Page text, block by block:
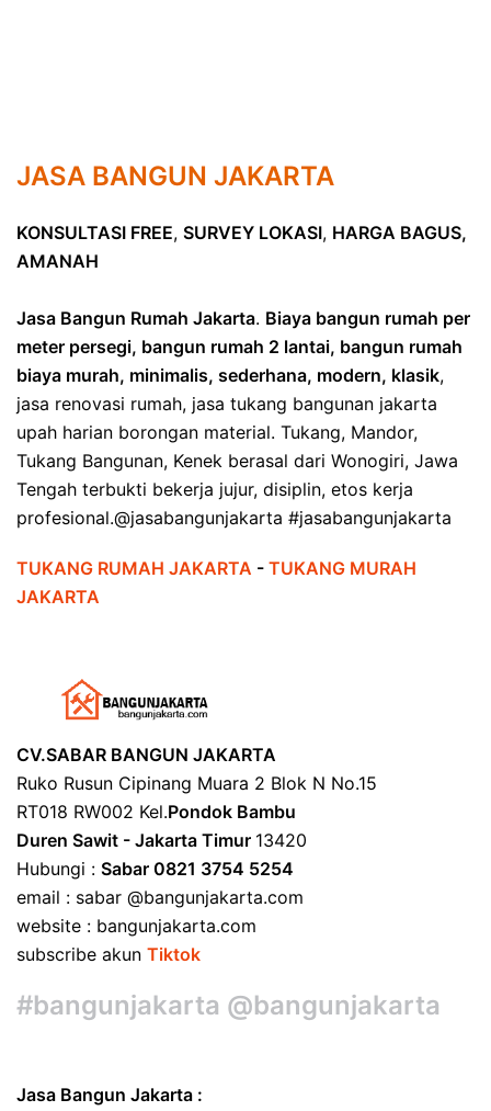
JASA BANGUN JAKARTA
KONSULTASI FREE, SURVEY LOKASI, HARGA BAGUS,
AMANAH
Jasa Bangun Rumah Jakarta. Biaya bangun rumah per
meter persegi, bangun rumah 2 lantai, bangun rumah
biaya murah, minimalis, sederhana, modern, klasik,
jasa renovasi rumah, jasa tukang bangunan jakarta
upah harian borongan material. Tukang, Mandor,
Tukang Bangunan, Kenek berasal dari Wonogiri, Jawa
Tengah terbukti bekerja jujur, disiplin, etos kerja
profesional.@jasabangunjakarta #jasabangunjakarta
TUKANG RUMAH JAKARTA - TUKANG MURAH
JAKARTA
CV.SABAR BANGUN JAKARTA
Ruko Rusun Cipinang Muara 2 Blok N No.15
RT018 RW002 Kel.Pondok Bambu
Duren Sawit - Jakarta Timur 13420
Hubungi : Sabar 0821 3754 5254
email : sabar @bangunjakarta.com
website : bangunjakarta.com
subscribe akun Tiktok
#bangunjakarta @bangunjakarta
Jasa Bangun Jakarta :